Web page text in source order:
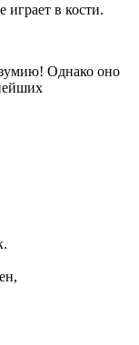
в кости.
Однако оно